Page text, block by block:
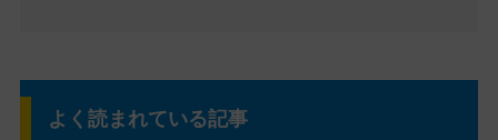
よく読まれている記事